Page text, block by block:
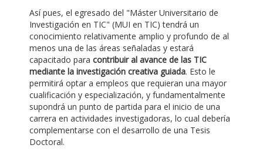
Así pues, el egresado del "Máster Universitario de
Investigación en TIC" (MUI en TIC) tendrá un
conocimiento relativamente amplio y profundo de al
menos una de las áreas señaladas y estará
capacitado para contribuir al avance de las TIC
mediante la investigación creativa guiada. Esto le
permitirá optar a empleos que requieran una mayor
cualificación y especialización, y fundamentalmente
supondrá un punto de partida para el inicio de una
carrera en actividades investigadoras, lo cual debería
complementarse con el desarrollo de una Tesis
Doctoral.